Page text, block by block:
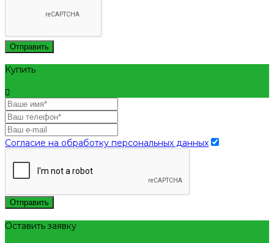
Отправить
Купить
Согласие на обработку персональных данных
Отправить
Оставить заявку